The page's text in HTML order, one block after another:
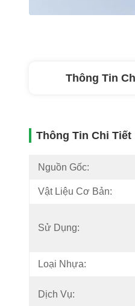
Thông Tin
Thông Tin Chi Tiết
Nguồn Gốc:
Vật Liệu Cơ Bản:
Sử Dụng:
Loại Nhựa:
Dịch Vụ: